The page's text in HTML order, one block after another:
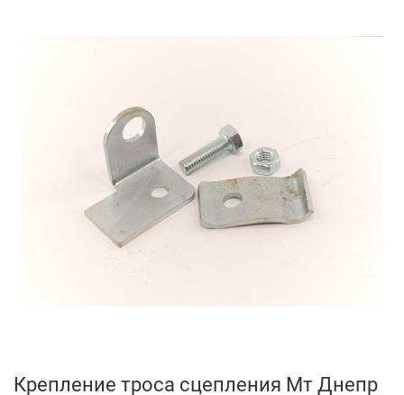
Крепление троса сцепления Мт Днепр